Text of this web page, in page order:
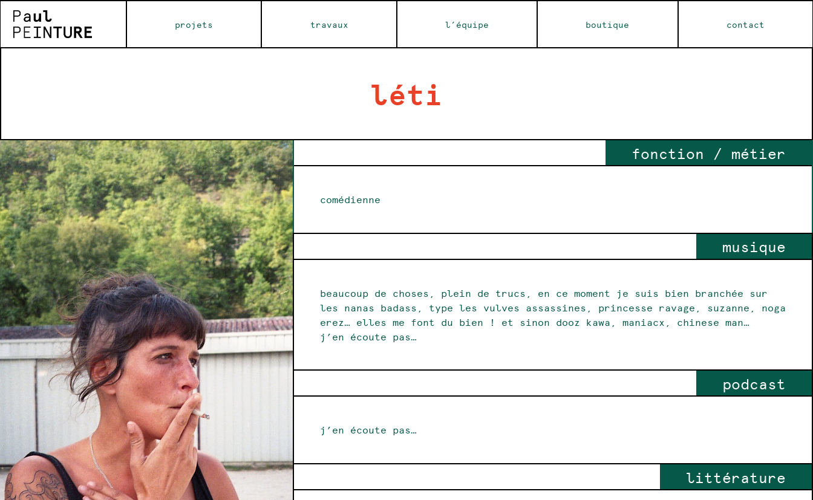
projets travaux l’équipe boutique contact
léti
fonction / métier
comédienne
musique
beaucoup de choses, plein de trucs, en ce moment je suis bien branchée sur
les nanas badass, type les vulves assassines, princesse ravage, suzanne, noga
erez… elles me font du bien ! et sinon dooz kawa, maniacx, chinese man…
j’en écoute pas…
podcast
j’en écoute pas…
littérature